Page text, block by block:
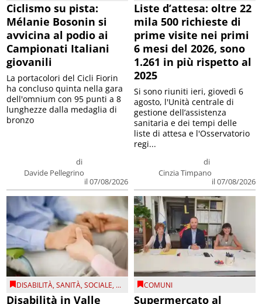
Ciclismo su pista:
Mélanie Bosonin si
avvicina al podio ai
Campionati Italiani
giovanili
di
Davide Pellegrino
il 07/08/2026
La portacolori del Cicli Fiorin
ha concluso quinta nella gara
dell'omnium con 95 punti a 8
lunghezze dalla medaglia di
bronzo
Liste d’attesa: oltre 22
mila 500 richieste di
prime visite nei primi
6 mesi del 2026, sono
1.261 in più rispetto al
2025
di
Cinzia Timpano
il 07/08/2026
Si sono riuniti ieri, giovedì 6
agosto, l'Unità centrale di
gestione dell’assistenza
sanitaria e dei tempi delle
liste di attesa e l'Osservatorio
regi...
DISABILITÀ,SANITÀ,SOCIALE, ...
Disabilità in Valle
COMUNI
Supermercato al